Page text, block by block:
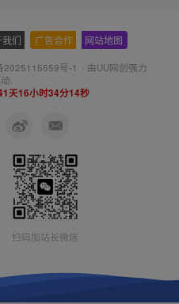
我们 广告合作 网站地图
2025115559号-1 · 由UU网创强力
.
天16小时34分15秒
扫码加站长微信